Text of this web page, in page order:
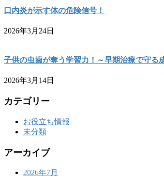
口内炎が示す体の危険信号！
2026年3月24日
子供の虫歯が奪う学習力！～早期治療で守る
2026年3月14日
カテゴリー
お役立ち情報
未分類
アーカイブ
2026年7月